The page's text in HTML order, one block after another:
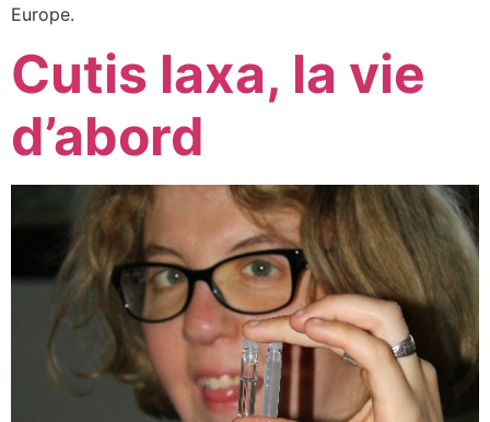
Europe.
Cutis laxa, la vie
d’abord